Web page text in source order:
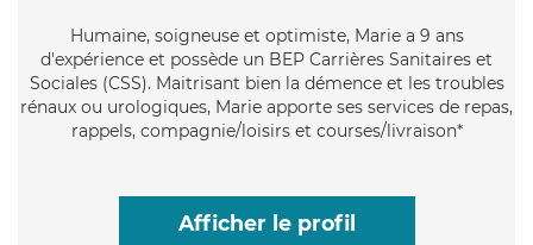
Humaine, soigneuse et optimiste, Marie a 9 ans
d'expérience et possède un BEP Carrières Sanitaires et
Sociales (CSS). Maitrisant bien la démence et les troubles
rénaux ou urologiques, Marie apporte ses services de repas,
rappels, compagnie/loisirs et courses/livraison*
Afficher le profil